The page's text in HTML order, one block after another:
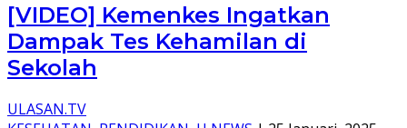
[VIDEO] Kemenkes Ingatkan
Dampak Tes Kehamilan di
Sekolah
ULASAN.TV